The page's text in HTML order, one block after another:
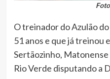
O treinador do Azulão
51 anos e que já treinou
Sertãozinho,
Rio Verde disputando a